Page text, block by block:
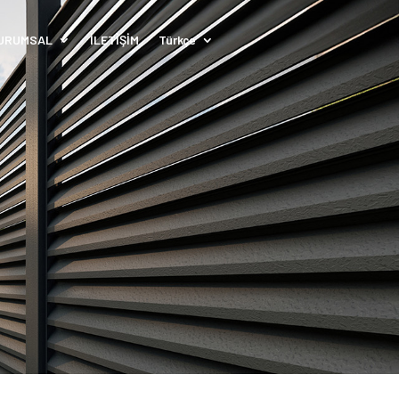
İLETİŞİM Türkçe